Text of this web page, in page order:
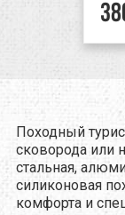
Походный
сковорода или
стальная,
силиконовая
комфорта и